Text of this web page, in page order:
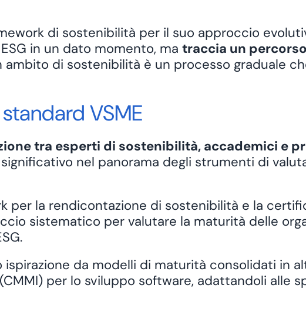
di sostenibilità per il suo approccio
in un dato momento, ma traccia un
di sostenibilità è un processo graduale
VSME
tra esperti di sostenibilità, accademici e
nel panorama degli strumenti di
per la rendicontazione di sostenibilità e la
sistematico per valutare la maturità delle
ispirazione da modelli di maturità consolidati in
(CMMI) per lo sviluppo software, adattandoli alle